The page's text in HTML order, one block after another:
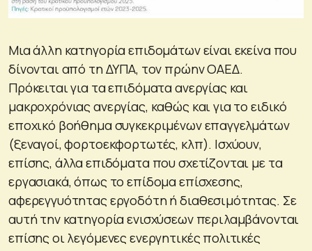
Μια άλλη κατηγορία επιδομάτων είναι εκείνα που
δίνονται από τη ΔΥΠΑ, τον πρώην ΟΑΕΔ.
Πρόκειται για τα επιδόματα ανεργίας και
μακροχρόνιας ανεργίας, καθώς και για το ειδικό
εποχικό βοήθημα συγκεκριμένων επαγγελμάτων
(ξεναγοί, φορτοεκφορτωτές, κλπ). Ισχύουν,
επίσης, άλλα επιδόματα που σχετίζονται με τα
εργασιακά, όπως το επίδομα επίσχεσης,
αφερεγγυότητας εργοδότη ή διαθεσιμότητας. Σε
αυτή την κατηγορία ενισχύσεων περιλαμβάνονται
επίσης οι λεγόμενες ενεργητικές πολιτικές